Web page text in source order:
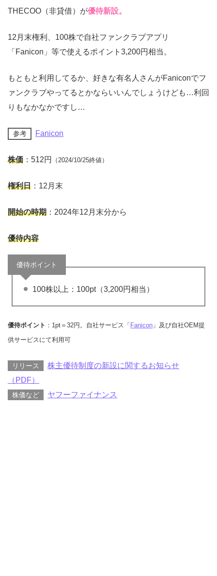
THECOO（非貸借）が優待新設。
12月末権利、100株で自社ファンクラブアプリ
「Fanicon」等で使えるポイント3,200円相当。
もともと利用してるか、好きな有名人さんがFaniconでフ
ァンクラブやってるとかならいいんでしょうけども…利回
りもなかなかですし…
参考 Fanicon
株価 ：512円 （2024/10/25終値）
権利日 ：12月末
開始の時期 ：2024年12月末分から
優待内容
優待ポイント
100株以上：100pt（3,200円相当）
優待ポイント ：1pt＝32円。自社サービス「Fanicon 」及び自社OEM提
供サービスにて利用可
リリース
株主優待制度の新設に関するお知らせ
（PDF）
株価など ヤフーファイナンス